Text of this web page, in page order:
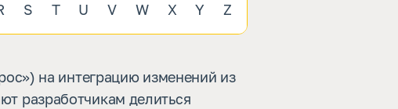
S T U V W X Y Z
на интеграцию изменений из
разработчикам делиться